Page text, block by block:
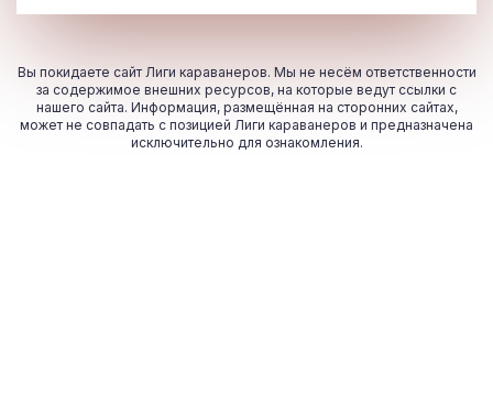
Вы покидаете сайт Лиги караванеров. Мы не несём ответственности
за содержимое внешних ресурсов, на которые ведут ссылки с
нашего сайта. Информация, размещённая на сторонних сайтах,
может не совпадать с позицией Лиги караванеров и предназначена
исключительно для ознакомления.